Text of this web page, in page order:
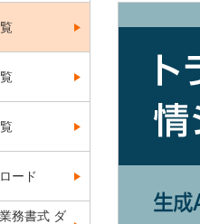
ード
務書式 ダ